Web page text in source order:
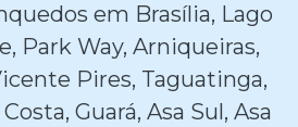
em Brasília, Lago
Park Way, Arniqueiras,
Pires, Taguatinga,
Guará, Asa Sul, Asa